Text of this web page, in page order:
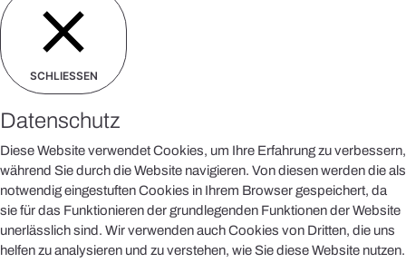
SCHLIESSEN
Datenschutz
Diese Website verwendet Cookies, um Ihre Erfahrung zu verbessern,
während Sie durch die Website navigieren. Von diesen werden die als
notwendig eingestuften Cookies in Ihrem Browser gespeichert, da
sie für das Funktionieren der grundlegenden Funktionen der Website
unerlässlich sind. Wir verwenden auch Cookies von Dritten, die uns
helfen zu analysieren und zu verstehen, wie Sie diese Website nutzen.